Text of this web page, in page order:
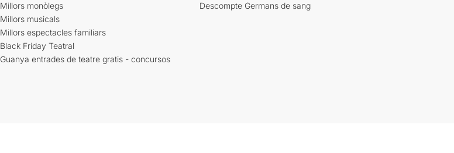
Millors monòlegs
Millors musicals
Millors espectacles familiars
Black Friday Teatral
Guanya entrades de teatre gratis - concursos
Descompte Germans de sang